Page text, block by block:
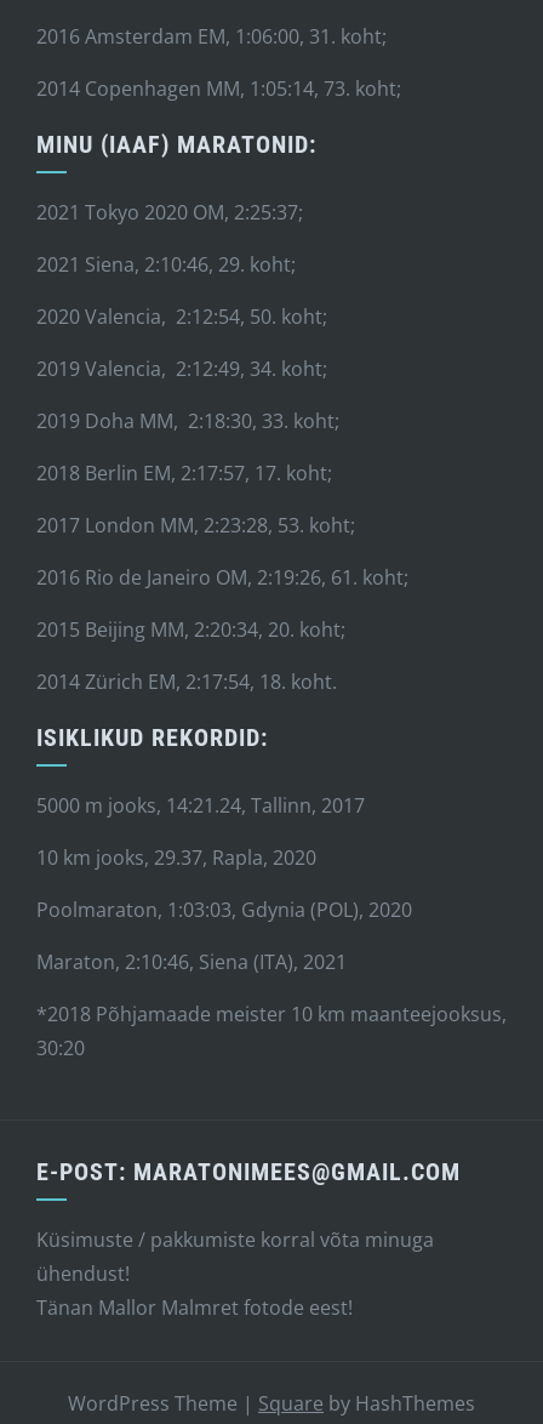
2016 Amsterdam EM, 1:06:00, 31. koht;
2014 Copenhagen MM, 1:05:14, 73. koht;
MINU (IAAF) MARATONID:
2021 Tokyo 2020 OM, 2:25:37;
2021 Siena, 2:10:46, 29. koht;
2020 Valencia, 2:12:54, 50. koht;
2019 Valencia, 2:12:49, 34. koht;
2019 Doha MM, 2:18:30, 33. koht;
2018 Berlin EM, 2:17:57, 17. koht;
2017 London MM, 2:23:28, 53. koht;
2016 Rio de Janeiro OM, 2:19:26, 61. koht;
2015 Beijing MM, 2:20:34, 20. koht;
2014 Zürich EM, 2:17:54, 18. koht.
ISIKLIKUD REKORDID:
5000 m jooks, 14:21.24, Tallinn, 2017
10 km jooks, 29.37, Rapla, 2020
Poolmaraton, 1:03:03, Gdynia (POL), 2020
Maraton, 2:10:46, Siena (ITA), 2021
*2018 Põhjamaade meister 10 km maanteejooksus,
30:20
E-POST: MARATONIMEES@GMAIL.COM
Küsimuste / pakkumiste korral võta minuga
ühendust!
Tänan Mallor Malmret fotode eest!
WordPress Theme | Square by HashThemes